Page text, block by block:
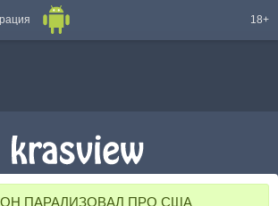
18+
ПАРАЛИЗОВАЛ ПРО США